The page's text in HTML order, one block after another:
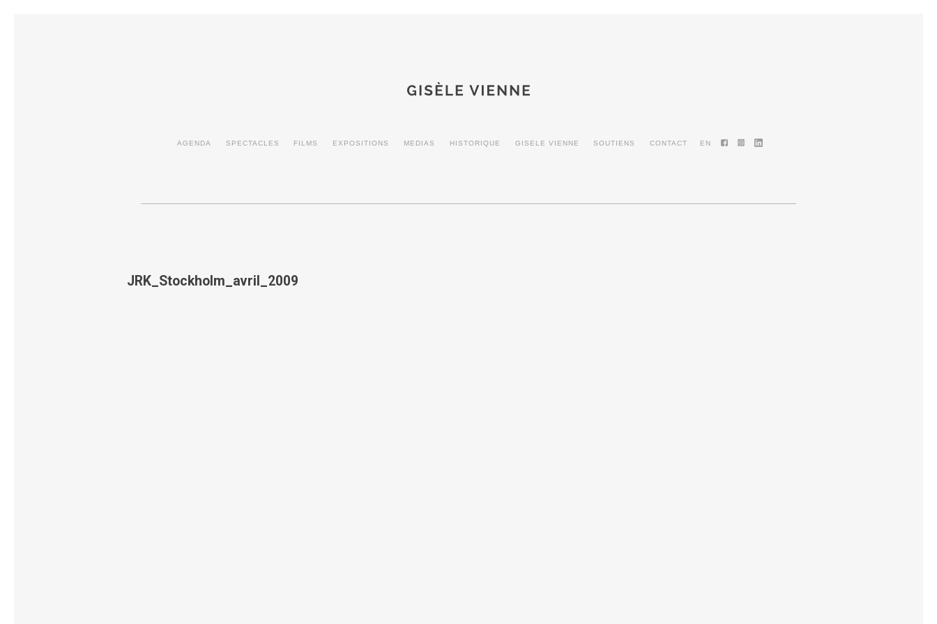
AGENDA SPECTACLES FILMS EXPOSITIONS MEDIAS HISTORIQUE GISELE VIENNE SOUTIENS CONTACT EN
JRK_Stockholm_avril_2009